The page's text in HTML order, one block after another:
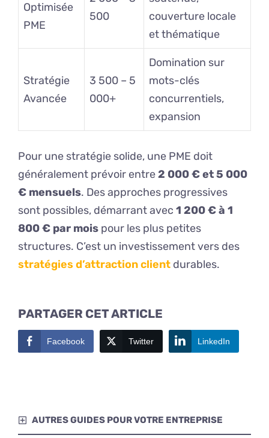
Optimisée
PME
500
couverture locale
et thématique
Stratégie
Avancée
3 500 – 5
000+
Domination sur
mots-clés
concurrentiels,
expansion
Pour une stratégie solide, une PME doit
généralement prévoir entre2 000 € et 5 000
€ mensuels. Des approches progressives
sont possibles, démarrant avec 1 200 € à 1
800 € par mois pour les plus petites
structures. C’est un investissement vers des
stratégies d’attraction client durables.
PARTAGER CET ARTICLE
Facebook Twitter LinkedIn
AUTRES GUIDES POUR VOTRE ENTREPRISE